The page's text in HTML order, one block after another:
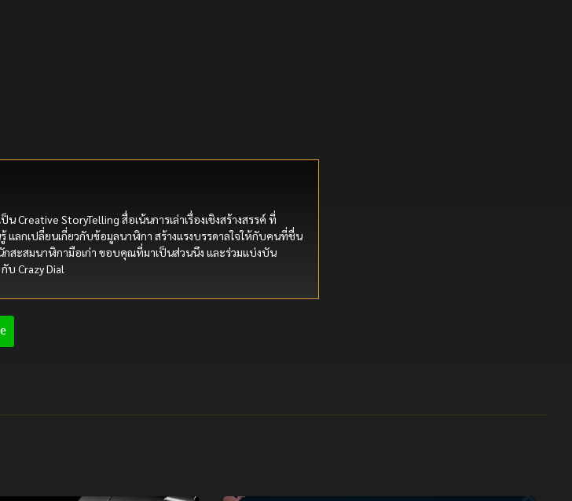
น Creative StoryTelling สื่อเน้นการเล่าเรื่องเชิงสร้างสรรค์ ที่
รู้ แลกเปลี่ยนเกี่ยวกับข้อมูลนาฬิกา สร้างแรงบรรดาลใจให้กับคนที่ชื่น
สะสมนาฬิกามือเก่า ขอบคุณที่มาเป็นส่วนนึง และร่วมแบ่งบัน
Crazy Dial